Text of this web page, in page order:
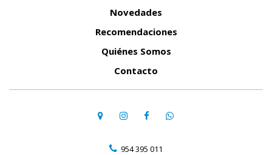
Novedades
Recomendaciones
Quiénes Somos
Contacto
954 395 011